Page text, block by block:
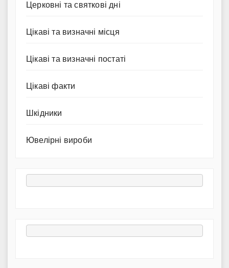
Церковні та святкові дні
Цікаві та визначні місця
Цікаві та визначні постаті
Цікаві факти
Шкідники
Ювелірні вироби